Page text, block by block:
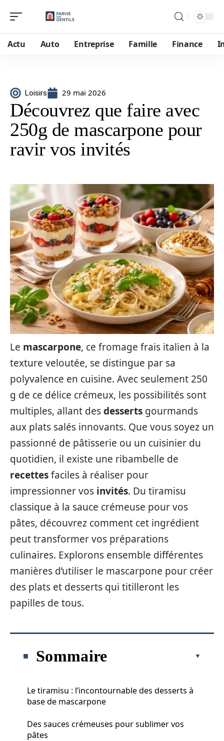
Actu Auto Entreprise Famille Finance
Loisirs 29 mai 2026
Découvrez que faire avec
250g de mascarpone pour
ravir vos invités
Le mascarpone, ce fromage frais italien à la
texture veloutée, se distingue par sa
polyvalence en cuisine. Avec seulement 250
g de ce délice crémeux, les possibilités sont
multiples, allant desdesserts gourmands
aux plats salés innovants. Que vous soyez un
passionné de pâtisserie ou un cuisinier du
quotidien, il existe une ribambelle de
recettesfaciles à réaliser pour
impressionner vos invités. Du tiramisu
classique à la sauce crémeuse pour vos
pâtes, découvrez comment cet ingrédient
peut transformer vos préparations
culinaires. Explorons ensemble différentes
manières d’utiliser le mascarpone pour créer
des plats et desserts qui titilleront les
papilles de tous.
Sommaire
Le tiramisu : l’incontournable des desserts à
base de mascarpone
Des sauces crémeuses pour sublimer vos
pâtes